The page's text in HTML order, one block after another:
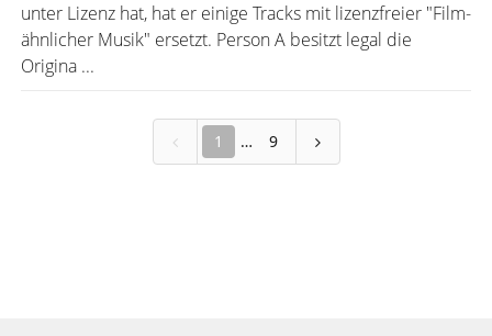
unter Lizenz hat, hat er einige Tracks mit lizenzfreier "Film-
ähnlicher Musik" ersetzt. Person A besitzt legal die
Origina ...
1 9